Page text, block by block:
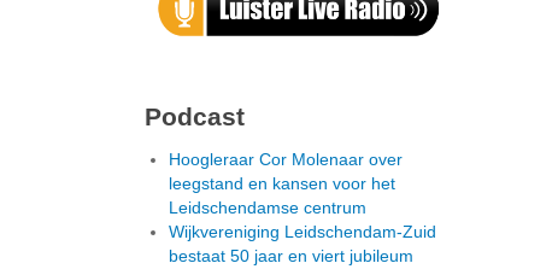
Podcast
Hoogleraar Cor Molenaar over
leegstand en kansen voor het
Leidschendamse centrum
Wijkvereniging Leidschendam-Zuid
bestaat 50 jaar en viert jubileum